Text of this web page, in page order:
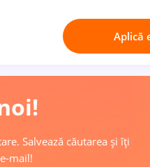
Aplică
Salvează căutarea și îți
mail!